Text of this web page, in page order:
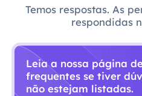
Temos respostas. As
respondidas
Leia a nossa página
frequentes se tiver
não estejam listadas.